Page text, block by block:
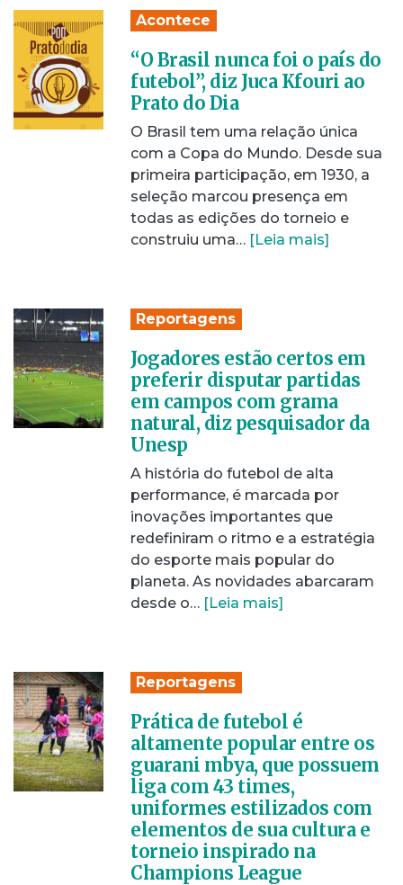
Acontece
“O Brasil nunca foi o país do
futebol”, diz Juca Kfouri ao
Prato do Dia
O Brasil tem uma relação única
com a Copa do Mundo. Desde sua
primeira participação, em 1930, a
seleção marcou presença em
todas as edições do torneio e
construiu uma… [Leia mais]
Reportagens
Jogadores estão certos em
preferir disputar partidas
em campos com grama
natural, diz pesquisador da
Unesp
A história do futebol de alta
performance, é marcada por
inovações importantes que
redefiniram o ritmo e a estratégia
do esporte mais popular do
planeta. As novidades abarcaram
desde o… [Leia mais]
Reportagens
Prática de futebol é
altamente popular entre os
guarani mbya, que possuem
liga com 43 times,
uniformes estilizados com
elementos de sua cultura e
torneio inspirado na
Champions League